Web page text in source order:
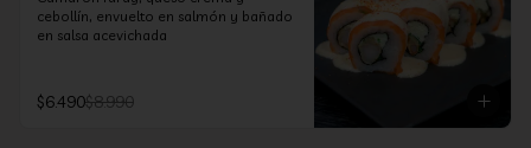
cebollín, envuelto en salmón y bañado
en salsa acevichada
$6.490$8.990